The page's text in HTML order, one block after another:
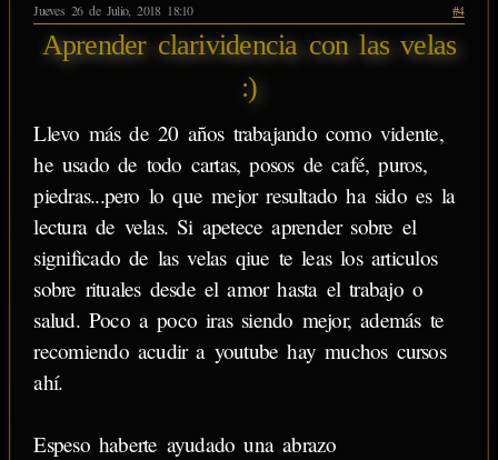
Jueves 26 de Julio, 2018 18:10 #4
Aprender clarividencia con las velas
:)
Llevo más de 20 años trabajando como vidente,
he usado de todo cartas, posos de café, puros,
piedras...pero lo que mejor resultado ha sido es la
lectura de velas. Si apetece aprender sobre el
significado de las velas qiue te leas los articulos
sobre rituales desde el amor hasta el trabajo o
salud. Poco a poco iras siendo mejor, además te
recomiendo acudir a youtube hay muchos cursos
ahí.
Espeso haberte ayudado una abrazo